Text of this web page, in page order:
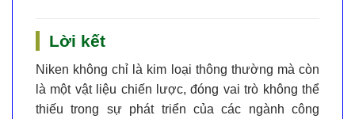
Lời kết
Niken không chỉ là kim loại thông thường mà còn
là một vật liệu chiến lược, đóng vai trò không thể
thiếu trong sự phát triển của các ngành công